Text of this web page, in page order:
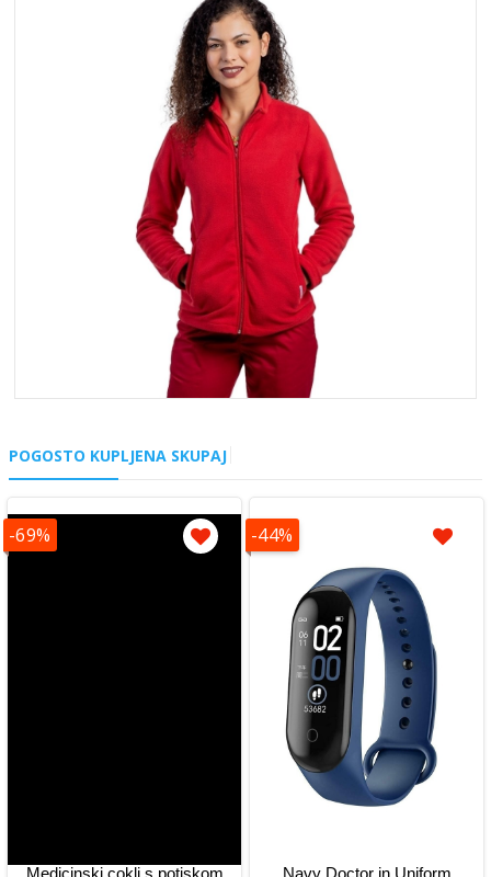
POGOSTO KUPLJENA SKUPAJ
-69%
Medicinski cokli s potiskom
-44%
Navy Doctor in Uniform